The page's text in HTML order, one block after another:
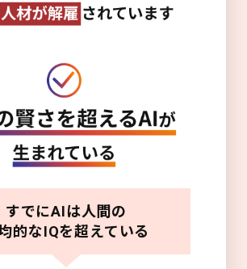
すでにAIは人間の
的なIQを超えている